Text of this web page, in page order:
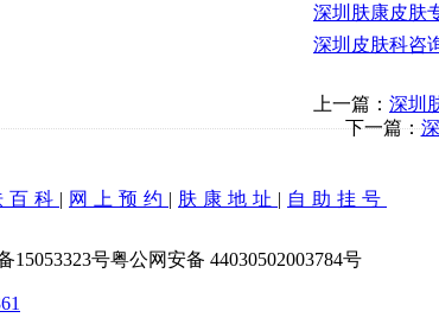
深圳肤康皮肤
深圳皮肤科咨
上一篇： 深圳
下一篇：
百科 | 网上预约 | 肤康地址 | 自助挂号
15053323号粤公网安备 44030502003784号